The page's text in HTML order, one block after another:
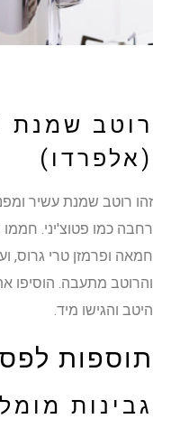
רוטב שמנת
(אלפרדו)
זהו רוטב שמנת עשיר
רחבה כמו פטוצ'יני. חממו
חמאה ופרמזן טרי גרוס,
והרוטב מתעבה. הוסיפו
היטב והגישו מיד.
תוספות
גבינות